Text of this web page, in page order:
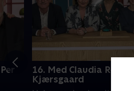
16. Med Claudia Rex og
Kjærsgaard